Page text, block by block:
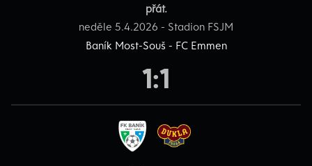
přát.
neděle 5.4.2026 - Stadion FSJM
Baník Most-Souš - FC Emmen
1:1